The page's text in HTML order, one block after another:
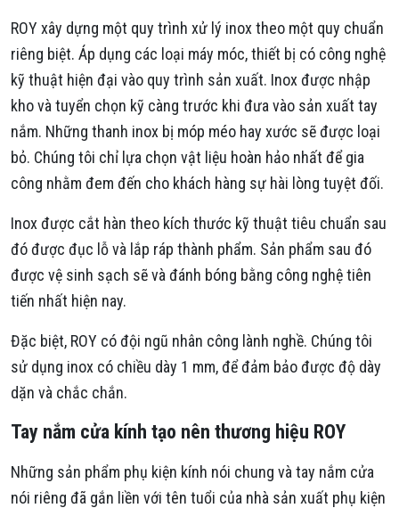
ROY xây dựng một quy trình xử lý inox theo một quy chuẩn
riêng biệt. Áp dụng các loại máy móc, thiết bị có công nghệ
kỹ thuật hiện đại vào quy trình sản xuất. Inox được nhập
kho và tuyển chọn kỹ càng trước khi đưa vào sản xuất tay
nắm. Những thanh inox bị móp méo hay xước sẽ được loại
bỏ. Chúng tôi chỉ lựa chọn vật liệu hoàn hảo nhất để gia
công nhằm đem đến cho khách hàng sự hài lòng tuyệt đối.
Inox được cắt hàn theo kích thước kỹ thuật tiêu chuẩn sau
đó được đục lỗ và lắp ráp thành phẩm. Sản phẩm sau đó
được vệ sinh sạch sẽ và đánh bóng bằng công nghệ tiên
tiến nhất hiện nay.
Đặc biệt, ROY có đội ngũ nhân công lành nghề. Chúng tôi
sử dụng inox có chiều dày 1 mm, để đảm bảo được độ dày
dặn và chắc chắn.
Tay nắm cửa kính tạo nên thương hiệu ROY
Những sản phẩm phụ kiện kính nói chung và tay nắm cửa
nói riêng đã gắn liền với tên tuổi của nhà sản xuất phụ kiện